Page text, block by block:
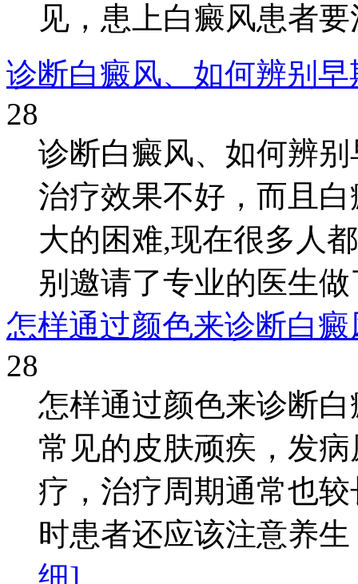
见，患上白癜风患者
诊断白癜风、如何辨别
28
诊断白癜风、如何辨
治疗效果不好，而且
大的困难,现在很多人
别邀请了专业的医生
怎样通过颜色来诊断白
28
怎样通过颜色来诊断
常见的皮肤顽疾，发
疗，治疗周期通常也
时患者还应该注意养